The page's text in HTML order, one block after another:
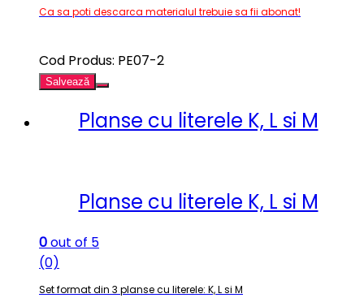
Ca sa poti descarca materialul trebuie sa fii abonat!
Cod Produs: PE07-2
Salvează
Planse cu literele K, L si M
Planse cu literele K, L si M
0out of 5
(0)
Set format din 3 planse cu literele: K, L si M